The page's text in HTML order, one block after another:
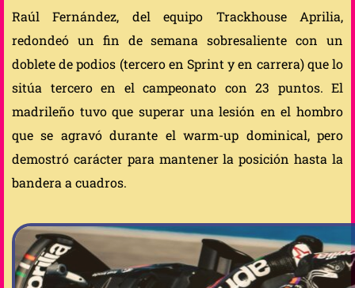
Raúl Fernández, del equipo Trackhouse Aprilia,
redondeó un fin de semana sobresaliente con un
doblete de podios (tercero en Sprint y en carrera) que lo
sitúa tercero en el campeonato con 23 puntos. El
madrileño tuvo que superar una lesión en el hombro
que se agravó durante el warm-up dominical, pero
demostró carácter para mantener la posición hasta la
bandera a cuadros.